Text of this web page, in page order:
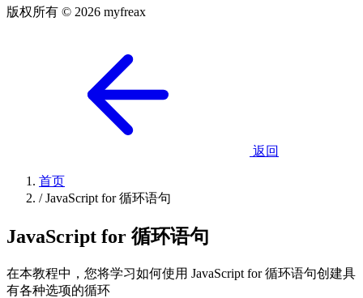
版权所有 © 2026 myfreax
返回
首页
/ JavaScript for 循环语句
JavaScript for 循环语句
在本教程中，您将学习如何使用 JavaScript for 循环语句创建具
有各种选项的循环